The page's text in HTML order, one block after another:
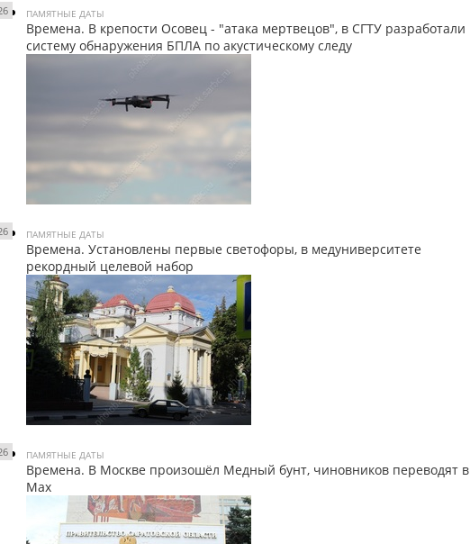
ПАМЯТНЫЕ ДАТЫ
Времена. В крепости Осовец - "атака мертвецов", в СГТУ разработали
систему обнаружения БПЛА по акустическому следу
ПАМЯТНЫЕ ДАТЫ
Времена. Установлены первые светофоры, в медуниверситете
рекордный целевой набор
ПАМЯТНЫЕ ДАТЫ
Времена. В Москве произошёл Медный бунт, чиновников переводят в
Мах